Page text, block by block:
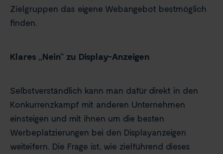
Zielgruppen das eigene Webangebot bestmöglich
finden.
Klares „Nein“ zu Display-Anzeigen
Selbstverständlich kann man dafür direkt in den
Konkurrenzkampf mit anderen Unternehmen
einsteigen und mit ihnen um die besten
Werbeplatzierungen bei den Displayanzeigen
weiteifern. Die Frage ist, wie zielführend dieses